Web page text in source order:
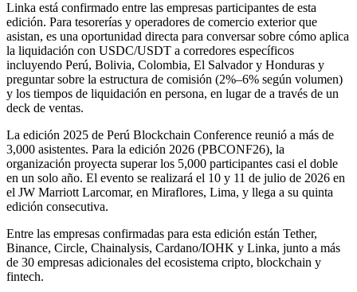
Linka está confirmado entre las empresas participantes de esta
edición. Para tesorerías y operadores de comercio exterior que
asistan, es una oportunidad directa para conversar sobre cómo aplica
la liquidación con USDC/USDT a corredores específicos
incluyendo Perú, Bolivia, Colombia, El Salvador y Honduras y
preguntar sobre la estructura de comisión (2%–6% según volumen)
y los tiempos de liquidación en persona, en lugar de a través de un
deck de ventas.
La edición 2025 de Perú Blockchain Conference reunió a más de
3,000 asistentes. Para la edición 2026 (PBCONF26), la
organización proyecta superar los 5,000 participantes casi el doble
en un solo año. El evento se realizará el 10 y 11 de julio de 2026 en
el JW Marriott Larcomar, en Miraflores, Lima, y llega a su quinta
edición consecutiva.
Entre las empresas confirmadas para esta edición están Tether,
Binance, Circle, Chainalysis, Cardano/IOHK y Linka, junto a más
de 30 empresas adicionales del ecosistema cripto, blockchain y
fintech.